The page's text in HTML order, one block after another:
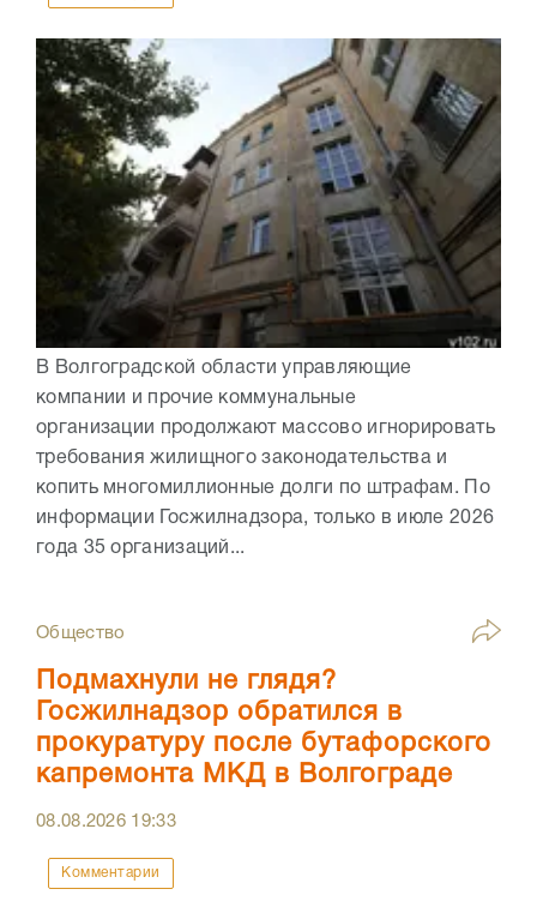
В Волгоградской области управляющие
компании и прочие коммунальные
организации продолжают массово игнорировать
требования жилищного законодательства и
копить многомиллионные долги по штрафам. По
информации Госжилнадзора, только в июле 2026
года 35 организаций...
Общество
Подмахнули не глядя?
Госжилнадзор обратился в
прокуратуру после бутафорского
капремонта МКД в Волгограде
08.08.2026 19:33
Комментарии